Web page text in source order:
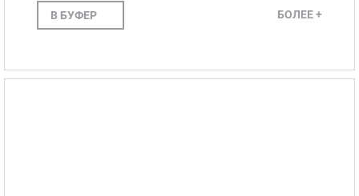
В БУФЕР БОЛЕЕ +